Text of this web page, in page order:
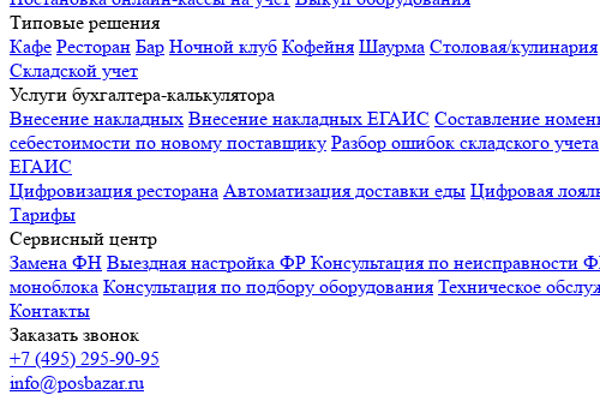
Типовые решения
Кафе Ресторан Бар Ночной клуб Кофейня Шаурма Столовая/кулинария
Складской учет
Услуги бухгалтера-калькулятора
Внесение накладных Внесение накладных ЕГАИС Составление
себестоимости по новому поставщику Разбор ошибок складского учета
ЕГАИС
Цифровизация ресторана Автоматизация доставки еды Цифровая
Тарифы
Сервисный центр
Замена ФН Выездная настройка ФР Консультация по неисправности
моноблока Консультация по подбору оборудования Техническое
Контакты
Заказать звонок
+7 (495) 295-90-95
info@posbazar.ru